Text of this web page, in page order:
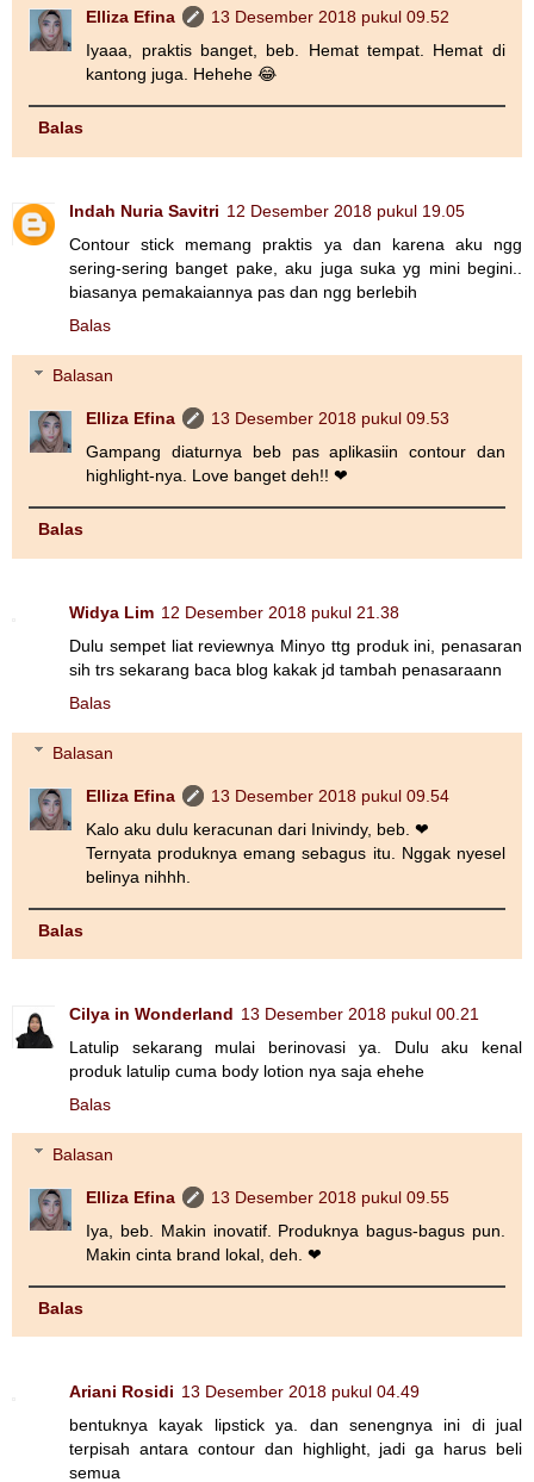
Elliza Efina
13 Desember 2018 pukul 09.52
Iyaaa, praktis banget, beb. Hemat tempat. Hemat di
kantong juga. Hehehe 😂
Balas
Indah Nuria Savitri 12 Desember 2018 pukul 19.05
Contour stick memang praktis ya dan karena aku ngg
sering-sering banget pake, aku juga suka yg mini begini..
biasanya pemakaiannya pas dan ngg berlebih
Balas
Balasan
Elliza Efina
13 Desember 2018 pukul 09.53
Gampang diaturnya beb pas aplikasiin contour dan
highlight-nya. Love banget deh!! ❤
Balas
Widya Lim 12 Desember 2018 pukul 21.38
Dulu sempet liat reviewnya Minyo ttg produk ini, penasaran
sih trs sekarang baca blog kakak jd tambah penasaraann
Balas
Balasan
Elliza Efina
13 Desember 2018 pukul 09.54
Kalo aku dulu keracunan dari Inivindy, beb. ❤
Ternyata produknya emang sebagus itu. Nggak nyesel
belinya nihhh.
Balas
Cilya in Wonderland 13 Desember 2018 pukul 00.21
Latulip sekarang mulai berinovasi ya. Dulu aku kenal
produk latulip cuma body lotion nya saja ehehe
Balas
Balasan
Elliza Efina
13 Desember 2018 pukul 09.55
Iya, beb. Makin inovatif. Produknya bagus-bagus pun.
Makin cinta brand lokal, deh. ❤
Balas
Ariani Rosidi 13 Desember 2018 pukul 04.49
bentuknya kayak lipstick ya. dan senengnya ini di jual
terpisah antara contour dan highlight, jadi ga harus beli
semua